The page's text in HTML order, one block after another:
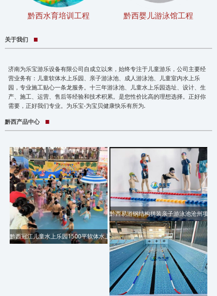
黔西水育培训工程 黔西婴儿游泳馆工程
关于我们
济南为乐宝游乐设备有限公司自成立以来，始终专注于儿童游乐，公司主要经
营业务有：儿童软体水上乐园、亲子游泳池、成人游泳池、儿童室内水上乐
园，专业施工贴心一条龙服务。十三年游泳池、儿童水上乐园选址、设计、生
产、施工、运营、售后等经验和技术积累。是您性价比高的理想选择。正好你
需要，正好我们专业。为乐宝-为宝贝健康快乐有所为.
黔西产品中心
黔西冠江儿童水上乐园1500平软体水上乐园桂林项目
黔西易游钢结构拼装亲子游泳池沧州项目